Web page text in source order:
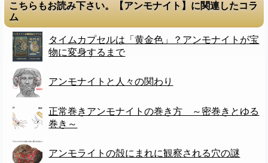
こちらもお読み下さい。【アンモナイト】に関連したコラ
ム
タイムカプセルは「黄金色」？アンモナイトが宝
物に変身するまで
アンモナイトと人々の関わり
正常巻きアンモナイトの巻き方 ～密巻きとゆる
巻き～
アンモライトの殻にまれに観察される穴の謎